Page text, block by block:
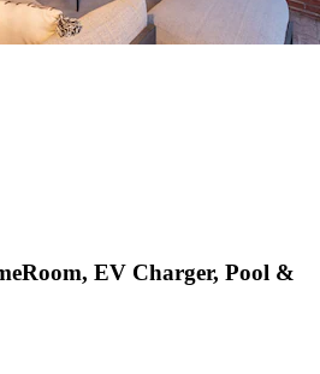
EV Charger, Pool &